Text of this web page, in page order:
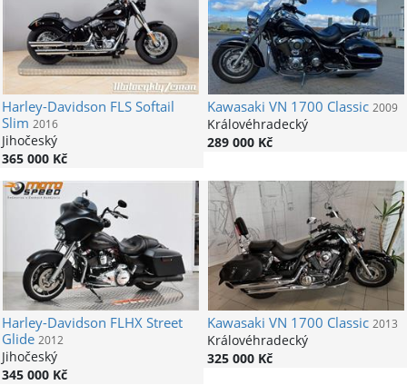
Harley-Davidson FLS Softail
Slim 2016
Jihočeský
365 000 Kč
Kawasaki VN 1700 Classic 2009
Královéhradecký
289 000 Kč
Harley-Davidson FLHX Street
Glide 2012
Jihočeský
345 000 Kč
Kawasaki VN 1700 Classic 2013
Královéhradecký
325 000 Kč